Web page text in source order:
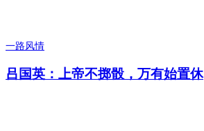
一路风情
吕国英：上帝不掷骰，万有始置休